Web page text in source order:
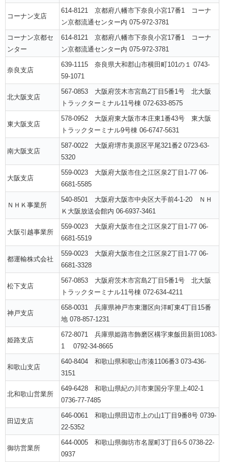
コーナン支店
614-8121 京都府八幡市下奈良小宮17番1 コーナ
ン京都流通センター内 075-972-3781
コーナン京都セ
ンター
614-8121 京都府八幡市下奈良小宮17番1 コーナ
ン京都流通センター内 075-972-3781
奈良支店
639-1115 奈良県大和郡山市横田町101の１ 0743-
59-1071
北大阪支店
567-0853 大阪府茨木市宮島2丁目5番1号 北大阪
トラックターミナル11号棟 072-633-8575
東大阪支店
578-0952 大阪府東大阪市本庄東1番43号 東大阪
トラックターミナル9号棟 06-6747-5631
南大阪支店
587-0022 大阪府堺市美原区平尾321番2 0723-63-
5320
大阪支店
559-0023 大阪府大阪市住之江区泉2丁目1-77 06-
6681-5585
ＮＨＫ事業所
540-8501 大阪府大阪市中央区大手前4-1-20 ＮＨ
Ｋ大阪放送会館内 06-6937-3461
大阪引越事業所
559-0023 大阪府大阪市住之江区泉2丁目1-77 06-
6681-5519
都運輸株式会社
559-0023 大阪府大阪市住之江区泉2丁目1-77 06-
6681-3328
松下支店
567-0853 大阪府茨木市宮島2丁目5番1号 北大阪
トラックターミナル11号棟 072-634-4211
神戸支店
658-0031 兵庫県神戸市東灘区向洋町東4丁目15番
地 078-857-1231
姫路支店
672-8071 兵庫県姫路市飾磨区構字東飯田新田1083-
1 0792-34-8665
和歌山支店
640-8404 和歌山県和歌山市湊1106番3 073-436-
3151
北和歌山営業所
649-6428 和歌山県紀の川市東国分字里上402-1
0736-77-7485
田辺支店
646-0061 和歌山県田辺市上の山1丁目9番8号 0739-
22-5352
御坊営業所
644-0005 和歌山県御坊市名屋町3丁目6-5 0738-22-
0937